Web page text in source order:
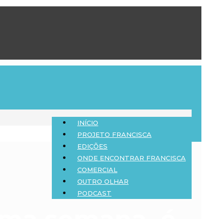
INÍCIO
PROJETO FRANCISCA
EDIÇÕES
ONDE ENCONTRAR FRANCISCA
COMERCIAL
OUTRO OLHAR
PODCAST